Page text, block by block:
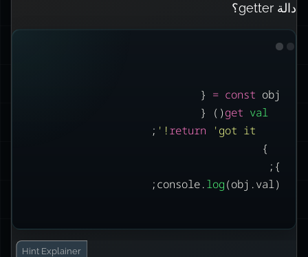
دالة getter؟
const obj
=
{
get val
() {
return
'got it!
'
;
}
};
console.log(obj.val);
Hint Explainer